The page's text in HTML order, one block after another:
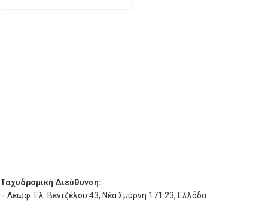
Ταχυδρομική Διεύθυνση:
– Λεωφ. Ελ. Βενιζέλου 43, Νέα Σμύρνη 171 23, Ελλάδα